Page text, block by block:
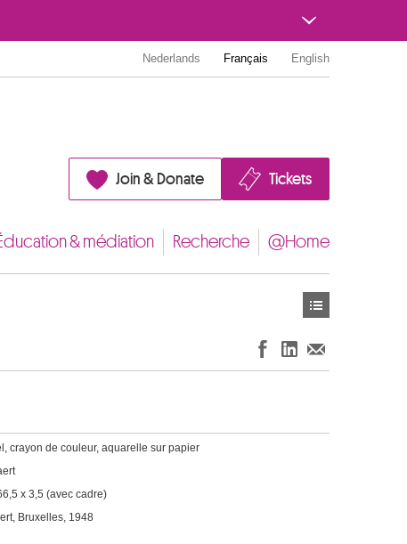
Nederlands Français English
Join & Donate Tickets
& médiation Recherche @Home
crayon de couleur, aquarelle sur papier
x 3,5 (avec cadre)
Bruxelles, 1948